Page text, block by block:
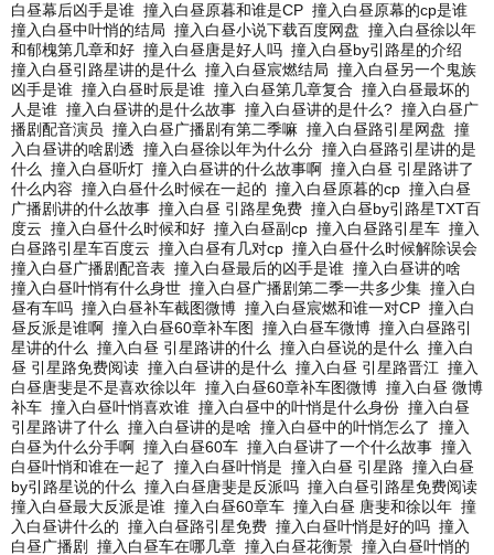
白昼幕后凶手是谁 撞入白昼原暮和谁是CP 撞入白昼原幕的cp是谁
撞入白昼中叶悄的结局 撞入白昼小说下载百度网盘 撞入白昼徐以年
和郁槐第几章和好 撞入白昼唐是好人吗 撞入白昼by引路星的介绍
撞入白昼引路星讲的是什么
撞入白昼宸燃结局 撞入白昼另一个鬼族
凶手是谁 撞入白昼时辰是谁 撞入白昼第几章复合 撞入白昼最坏的
人是谁 撞入白昼讲的是什么故事 撞入白昼讲的是什么? 撞入白昼广
播剧配音演员 撞入白昼广播剧有第二季嘛 撞入白昼路引星网盘 撞
入白昼讲的啥剧透 撞入白昼徐以年为什么分 撞入白昼路引星讲的是
什么
撞入白昼听灯 撞入白昼讲的什么故事啊 撞入白昼 引星路讲了
什么内容 撞入白昼什么时候在一起的 撞入白昼原暮的cp 撞入白昼
广播剧讲的什么故事 撞入白昼 引路星免费 撞入白昼by引路星TXT百
度云 撞入白昼什么时候和好 撞入白昼副cp 撞入白昼路引星车 撞入
白昼路引星车百度云 撞入白昼有几对cp 撞入白昼什么时候解除误会
撞入白昼广播剧配音表 撞入白昼最后的凶手是谁 撞入白昼讲的啥
撞入白昼叶悄有什么身世 撞入白昼广播剧第二季一共多少集 撞入白
昼有车吗 撞入白昼补车截图微博 撞入白昼宸燃和谁一对CP 撞入白
昼反派是谁啊 撞入白昼60章补车图 撞入白昼车微博 撞入白昼路引
星讲的什么
撞入白昼 引星路讲的什么 撞入白昼说的是什么
撞入白
昼 引星路免费阅读 撞入白昼讲的是什么 撞入白昼 引星路晋江 撞入
白昼唐斐是不是喜欢徐以年 撞入白昼60章补车图微博 撞入白昼 微博
补车 撞入白昼叶悄喜欢谁 撞入白昼中的叶悄是什么身份 撞入白昼
引星路讲了什么
撞入白昼讲的是啥 撞入白昼中的叶悄怎么了
撞入
白昼为什么分手啊 撞入白昼60车 撞入白昼讲了一个什么故事 撞入
白昼叶悄和谁在一起了
撞入白昼叶悄是 撞入白昼 引星路 撞入白昼
by引路星说的什么
撞入白昼唐斐是反派吗 撞入白昼引路星免费阅读
撞入白昼最大反派是谁 撞入白昼60章车 撞入白昼 唐斐和徐以年 撞
入白昼讲什么的 撞入白昼路引星免费 撞入白昼叶悄是好的吗 撞入
白昼广播剧
撞入白昼车在哪几章 撞入白昼花衡景 撞入白昼叶悄的